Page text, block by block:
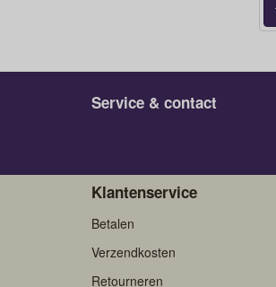
Service & contact
Klantenservice
Betalen
Verzendkosten
Retourneren